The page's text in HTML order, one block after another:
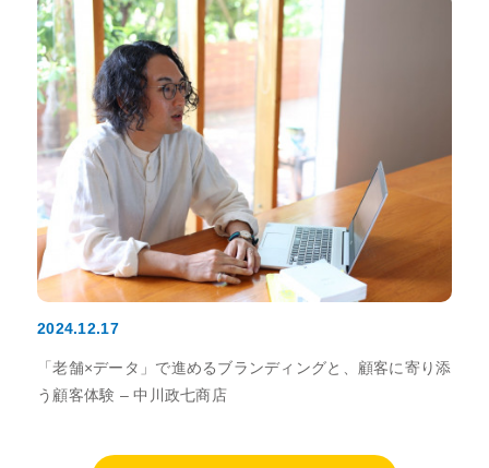
2024.12.17
「老舗×データ」で進めるブランディングと、顧客に寄り添
う顧客体験 – 中川政七商店